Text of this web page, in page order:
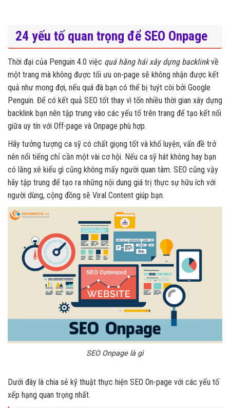
24 yếu tố quan trọng để SEO Onpage
Thời đại của Penguin 4.0 việc quá hăng hái xây dựng backlinkvề
một trang mà không được tối ưu on-page sẽ không nhận được kết
quả như mong đợi, nếu quá đà bạn có thể bị tuýt còi bởi Google
Penguin. Để có kết quả SEO tốt thay vì tốn nhiều thời gian xây dựng
backlink bạn nên tập trung vào các yếu tố trên trang để tạo kết nối
giữa uy tín với Off-page và Onpage phù hợp.
Hãy tưởng tượng ca sỹ có chất giọng tốt và khổ luyện, vấn đề trở
nên nổi tiếng chỉ cần một vài cơ hội. Nếu ca sỹ hát không hay bạn
có lăng xê kiểu gì cũng không mấy người quan tâm. SEO cũng vậy
hãy tập trung để tạo ra những nội dung giá trị thực sự hữu ích với
người dùng, cộng đồng sẽ Viral Content giúp bạn.
SEO Onpage là gì
Dưới đây là chia sẻ kỹ thuật thực hiện SEO On-page với các yếu tố
xếp hạng quan trọng nhất.